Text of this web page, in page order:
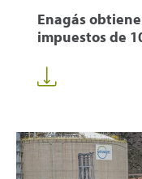
Enagás
impuestos de